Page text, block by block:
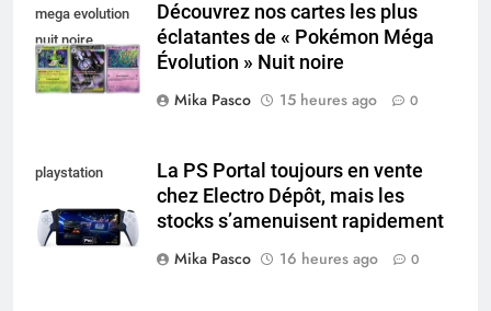
mega evolution
nuit noire
Découvrez nos cartes les plus
éclatantes de « Pokémon Méga
Évolution » Nuit noire
Mika Pasco
15 heures ago 0
playstation
La PS Portal toujours en vente
chez Electro Dépôt, mais les
stocks s’amenuisent rapidement
Mika Pasco
16 heures ago 0